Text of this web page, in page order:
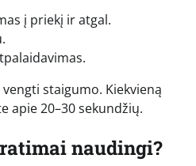
į priekį ir atgal.
staigumo. Kiekvieną
apie 20–30 sekundžių.
naudingi?